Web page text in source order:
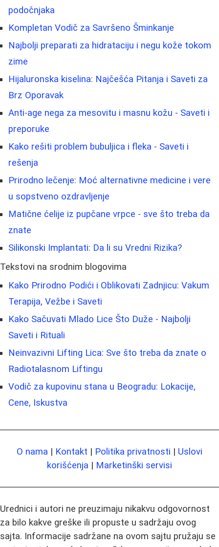
podočnjaka
Kompletan Vodič za Savršeno Šminkanje
Najbolji preparati za hidrataciju i negu kože tokom
zime
Hijaluronska kiselina: Najčešća Pitanja i Saveti za
Brz Oporavak
Anti-age nega za mesovitu i masnu kožu - Saveti i
preporuke
Kako rešiti problem bubuljica i fleka - Saveti i
rešenja
Prirodno lečenje: Moć alternativne medicine i vere
u sopstveno ozdravljenje
Matične ćelije iz pupčane vrpce - sve što treba da
znate
Silikonski Implantati: Da li su Vredni Rizika?
Tekstovi na srodnim blogovima
Kako Prirodno Podići i Oblikovati Zadnjicu: Vakum
Terapija, Vežbe i Saveti
Kako Sačuvati Mlado Lice Što Duže - Najbolji
Saveti i Rituali
Neinvazivni Lifting Lica: Sve što treba da znate o
Radiotalasnom Liftingu
Vodič za kupovinu stana u Beogradu: Lokacije,
Cene, Iskustva
O nama | Kontakt | Politika privatnosti | Uslovi
korišćenja | Marketinški servisi
Urednici i autori ne preuzimaju nikakvu odgovornost
za bilo kakve greške ili propuste u sadržaju ovog
sajta. Informacije sadržane na ovom sajtu pružaju se